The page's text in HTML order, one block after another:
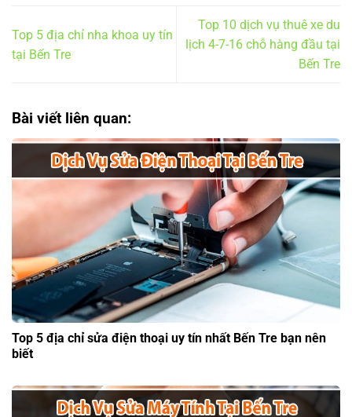
Top 5 địa chỉ nha khoa uy tín
tại Bến Tre
Top 10 dịch vụ thuê xe du
lịch 4-7-16 chỗ hàng đầu tại
Bến Tre
Bài viết liên quan:
Top 5 địa chỉ sửa điện thoại uy tín nhất Bến Tre bạn nên
biết